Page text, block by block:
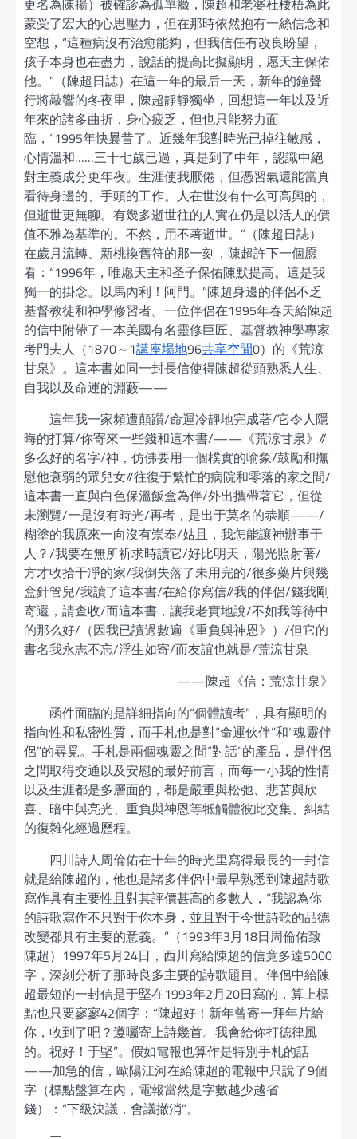
更名為陳揚）被確診為孤單癥，陳超和老婆杜棲梧為此
蒙受了宏大的心思壓力，但在那時依然抱有一絲信念和
空想，“這種病沒有治愈能夠，但我信任有改良盼望，
孩子本身也在盡力，說話的提高比擬顯明，愿天主保佑
他。”（陳超日誌）在這一年的最后一天，新年的鐘聲
行將敲響的冬夜里，陳超靜靜獨坐，回想這一年以及近
年來的諸多曲折，身心疲乏，但也只能努力面
臨，“1995年快曩昔了。近幾年我對時光已掉往敏感，
心情溫和……三十七歲已過，真是到了中年，認識中絕
對主義成分更年夜。生涯使我厭倦，但憑習氣還能當真
看待身邊的、手頭的工作。人在世沒有什么可高興的，
但逝世更無聊。有幾多逝世往的人實在仍是以活人的價
值不雅為基準的。不然，用不著逝世。”（陳超日誌）
在歲月流轉、新桃換舊符的那一刻，陳超許下一個愿
看：“1996年，唯愿天主和圣子保佑陳默提高。這是我
獨一的掛念。以馬內利！阿門。”陳超身邊的伴侶不乏
基督教徒和神學修習者。一位伴侶在1995年春天給陳超
的信中附帶了一本美國有名靈修巨匠、基督教神學專家
考門夫人（1870～1講座場地96共享空間0）的《荒涼
甘泉》。這本書如同一封長信使得陳超從頭熟悉人生、
自我以及命運的淵藪——
這年我一家頻遭顛躓/命運冷靜地完成著/它令人隱
晦的打算/你寄來一些錢和這本書/——《荒涼甘泉》//
多么好的名字/神，仿佛要用一個樸實的喻象/鼓勵和撫
慰他衰弱的眾兒女//往復于繁忙的病院和零落的家之間/
這本書一直與白色保溫飯盒為伴/外出攜帶著它，但從
未瀏覽/一是沒有時光/再者，是出于莫名的恭順——/
糊塗的我原來一向沒有崇奉/姑且，我怎能讓神辦事于
人？/我要在無所祈求時讀它/好比明天，陽光照射著/
方才收拾干凈的家/我倒失落了未用完的/很多藥片與幾
盒針管兒/我讀了這本書/在給你寫信//我的伴侶/錢我剛
寄還，請查收/而這本書，讓我老實地說/不如我等待中
的那么好/（因我已讀過數遍《重負與神恩》）/但它的
書名我永志不忘/浮生如寄/而友誼也就是/荒涼甘泉
——陳超《信：荒涼甘泉》
函件面臨的是詳細指向的“個體讀者”，具有顯明的
指向性和私密性質，而手札也是對“命運伙伴”和“魂靈伴
侶”的尋覓。手札是兩個魂靈之間“對話”的產品，是伴侶
之間取得交通以及安慰的最好前言，而每一小我的性情
以及生涯都是多層面的，都是嚴重與松弛、悲苦與欣
喜、暗中與亮光、重負與神恩等牴觸體彼此交集、糾結
的復雜化經過歷程。
四川詩人周倫佑在十年的時光里寫得最長的一封信
就是給陳超的，他也是諸多伴侶中最早熟悉到陳超詩歌
寫作具有主要性且對其評價甚高的多數人，“我認為你
的詩歌寫作不只對于你本身，並且對于今世詩歌的品德
改變都具有主要的意義。”（1993年3月18日周倫佑致
陳超）1997年5月24日，西川寫給陳超的信竟多達5000
字，深刻分析了那時良多主要的詩歌題目。伴侶中給陳
超最短的一封信是于堅在1993年2月20日寫的，算上標
點也只要寥寥42個字：“陳超好！新年曾寄一拜年片給
你，收到了吧？遵囑寄上詩幾首。我會給你打德律風
的。祝好！于堅”。假如電報也算作是特別手札的話
——加急的信，歐陽江河在給陳超的電報中只說了9個
字（標點盤算在內，電報當然是字數越少越省
錢）：“下級決議，會議撤消”。